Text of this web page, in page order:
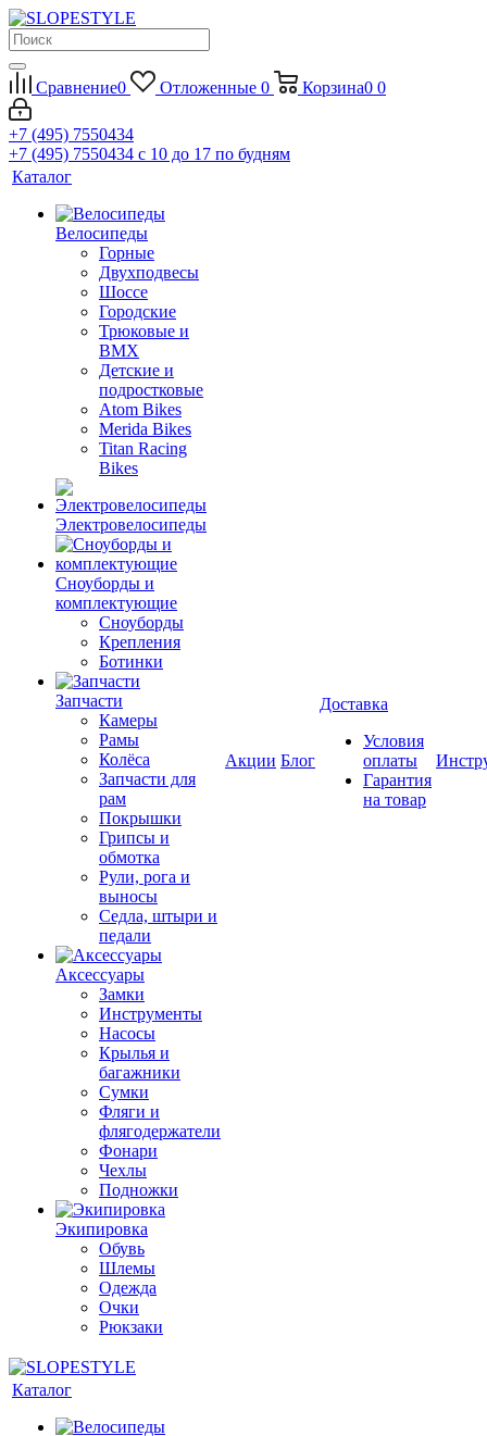
Сравнение0 Отложенные 0 Корзина0 0
+7 (495) 7550434
+7 (495) 7550434 с 10 до 17 по будням
Каталог
Велосипеды
Горные
Двухподвесы
Шоссе
Городские
Трюковые и
BMX
Детские и
подростковые
Atom Bikes
Merida Bikes
Titan Racing
Bikes
Электровелосипеды
Cноуборды и
комплектующие
Сноуборды
Крепления
Ботинки
Запчасти
Камеры
Рамы
Колёса
Запчасти для
рам
Покрышки
Грипсы и
обмотка
Рули, рога и
выносы
Седла, штыри и
педали
Аксессуары
Замки
Инструменты
Насосы
Крылья и
багажники
Сумки
Фляги и
флягодержатели
Фонари
Чехлы
Подножки
Экипировка
Обувь
Шлемы
Одежда
Очки
Рюкзаки
Акции Блог
Доставка
Условия
оплаты
Гарантия
на товар
Каталог